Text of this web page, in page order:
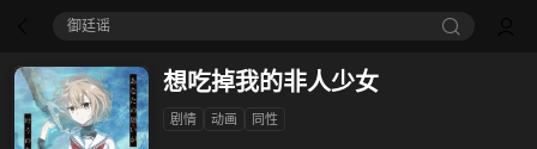
御廷谣‎
想吃掉我的非人少女
剧情 动画 同性